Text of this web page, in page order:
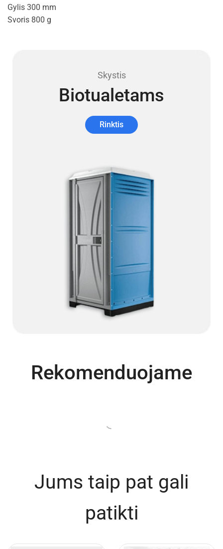
Gylis 300 mm
Svoris 800 g
Skystis
Biotualetams
Rinktis
Rekomenduojame
Jums taip pat gali
patikti